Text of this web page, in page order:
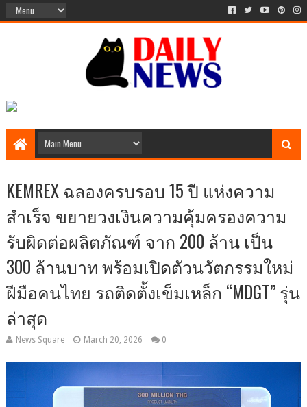
KEMREX ฉลองครบรอบ 15 ปี แห่งความ
สำเร็จ ขยายวงเงินความคุ้มครองความ
รับผิดต่อผลิตภัณฑ์ จาก 200 ล้าน เป็น
300 ล้านบาท พร้อมเปิดตัวนวัตกรรมใหม่
ฝีมือคนไทย รถติดตั้งเข็มเหล็ก “MDGT” รุ่น
ล่าสุด
News Square March 20, 2026 0